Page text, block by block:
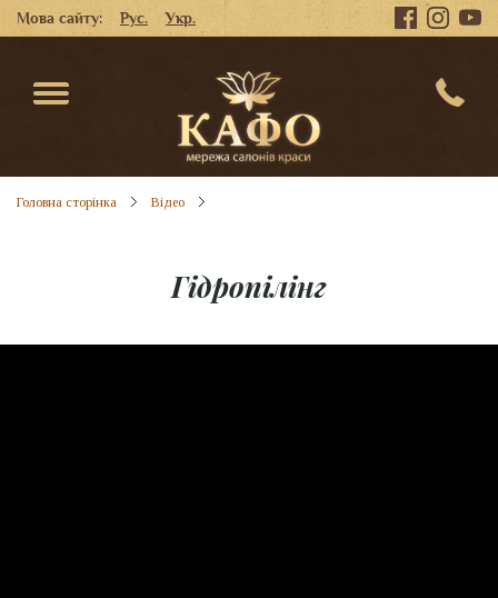
Мова сайту: Рус. Укр.
Головна сторінка Відео
Гідропілінг